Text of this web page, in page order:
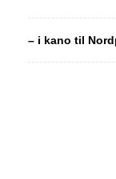
– i kano til